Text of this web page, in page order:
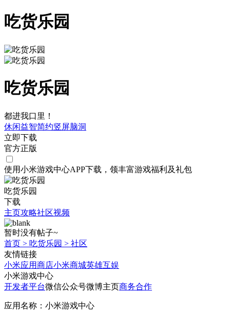
吃货乐园
吃货乐园
都进我口里！
休闲益智简约竖屏脑洞
立即下载
官方正版
使用小米游戏中心APP下载 ，领丰富游戏福利 及礼包
吃货乐园
下载
主页攻略社区视频
暂时没有帖子~
首页 > 吃货乐园 > 社区
友情链接
小米应用商店小米商城英雄互娱
小米游戏中心
开发者平台微信公众号微博主页商务合作
应用名称：小米游戏中心